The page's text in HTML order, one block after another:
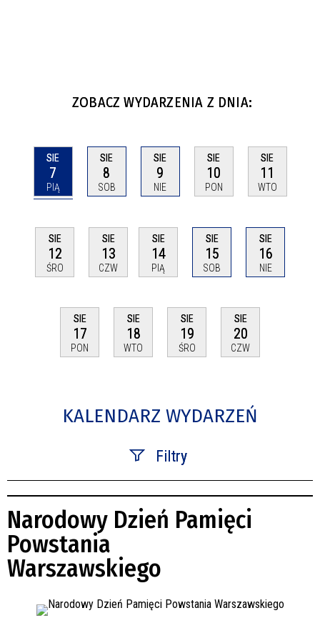
ZOBACZ WYDARZENIA Z DNIA:
SIE
7
PIĄ
SIE
8
SOB
SIE
9
NIE
SIE
10
PON
SIE
11
WTO
SIE
12
ŚRO
SIE
13
CZW
SIE
14
PIĄ
SIE
15
SOB
SIE
16
NIE
SIE
17
PON
SIE
18
WTO
SIE
19
ŚRO
SIE
20
CZW
KALENDARZ WYDARZEŃ
Filtry
Kategoria
Trwające w zakresie
Miejsce
Narodowy Dzień Pamięci
Powstania
Warszawskiego